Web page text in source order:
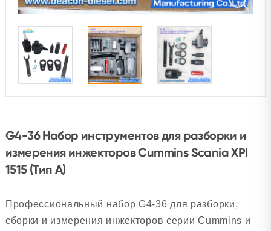
G4-36 Набор инструментов для разборки и
измерения инжекторов Cummins Scania XPI
1515 (Тип A)
Профессиональный набор G4-36 для разборки,
сборки и измерения инжекторов серии Cummins и